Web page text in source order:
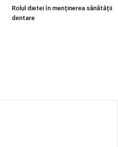
Rolul dietei în menținerea sănătății
dentare